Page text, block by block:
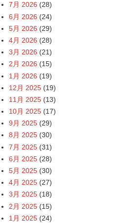
7月 2026 (28)
6月 2026 (24)
5月 2026 (29)
4月 2026 (28)
3月 2026 (21)
2月 2026 (15)
1月 2026 (19)
12月 2025 (19)
11月 2025 (13)
10月 2025 (17)
9月 2025 (29)
8月 2025 (30)
7月 2025 (31)
6月 2025 (28)
5月 2025 (30)
4月 2025 (27)
3月 2025 (18)
2月 2025 (15)
1月 2025 (24)